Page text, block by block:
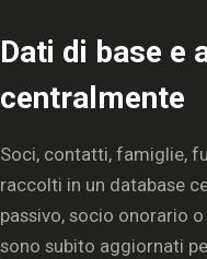
Dati di base e
centralmente
Soci, contatti, famiglie,
raccolti in un database
passivo, socio onorario
sono subito aggiornati